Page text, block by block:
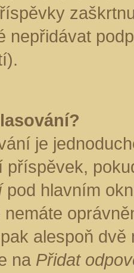
nepřidávat
je
příspěvek,
pod hlavním
alespoň
na Přidat